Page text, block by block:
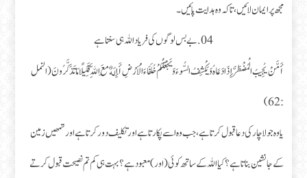
مجھ پر ایمان لائیں، تاکہ وہ ہدایت پائیں۔
04.بے بس لوگوں کی فریاد اللہ ہی سنتا ہے
أَمَّنْ يُجِيبُ الْمُضْطَرَّ إِذَا دَعَاهُ وَيَكْشِفُ السُّوءَ وَيَجْعَلُكُمْ خُلَفَاءَ الْأَرْضِ أَإِلَهٌ مَعَ اللَّهِ قَلِيلًا مَا تَذَكَّرُونَ (النمل
: 62)
یا وہ جو لاچار کی دعا قبول کرتا ہے، جب وہ اسے پکارتا ہے اور تکلیف دور کرتا ہے اور تمھیں زمین
کے جانشین بناتا ہے؟ کیا اللہ کے ساتھ کوئی (اور) معبود ہے؟ بہت ہی کم تم نصیحت قبول کرتے